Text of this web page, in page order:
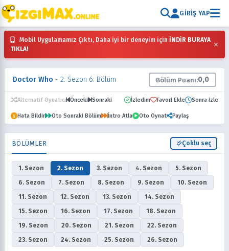
GIRIŞ YAP
Mobil Uygulamamız Çıktı, Daha iyi bir deneyim için İNDİR BURAYA
TIKLA!
×
Doctor Who - 2. Sezon 6. Bölüm Bölüm Puanı:0,0
Alternatif Oynatıcı Önceki Sonraki İzledim Favori Ekle Sonra izle
Hata Bildir Oto Sonraki Bölüm İntro Atla Oto Oynat Paylaş
BÖLÜMLER Çoklu seç
1. Sezon 2. Sezon 3. Sezon 4. Sezon
5. Sezon
6. Sezon
7. Sezon 8. Sezon 9. Sezon
10. Sezon
11. Sezon
12. Sezon 13. Sezon
14. Sezon
15. Sezon
16. Sezon 17. Sezon
18. Sezon
19. Sezon
20. Sezon 21. Sezon
22. Sezon
23. Sezon
24. Sezon 25. Sezon 26. Sezon